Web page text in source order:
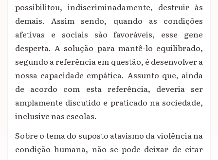
possibilitou, indiscriminadamente, destruir às
demais. Assim sendo, quando as condições
afetivas e sociais são favoráveis, esse gene
desperta. A solução para mantê-lo equilibrado,
segundo a referência em questão, é desenvolver a
nossa capacidade empática. Assunto que, ainda
de acordo com esta referência, deveria ser
amplamente discutido e praticado na sociedade,
inclusive nas escolas.
Sobre o tema do suposto atavismo da violência na
condição humana, não se pode deixar de citar